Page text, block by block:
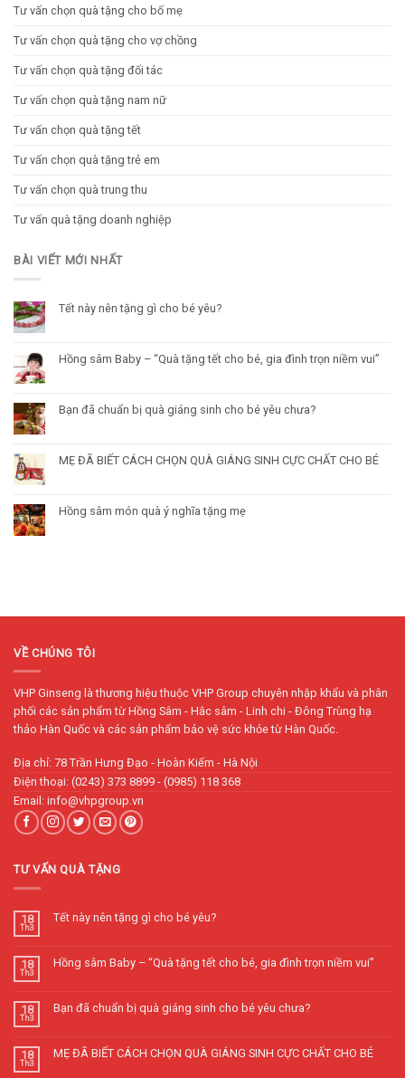
Tư vấn chọn quà tặng cho bố mẹ
Tư vấn chọn quà tặng cho vợ chồng
Tư vấn chọn quà tặng đối tác
Tư vấn chọn quà tặng nam nữ
Tư vấn chọn quà tặng tết
Tư vấn chọn quà tặng trẻ em
Tư vấn chọn quà trung thu
Tư vấn quà tặng doanh nghiệp
BÀI VIẾT MỚI NHẤT
Tết này nên tặng gì cho bé yêu?
Hồng sâm Baby – “Quà tặng tết cho bé, gia đình trọn niềm vui”
Bạn đã chuẩn bị quà giáng sinh cho bé yêu chưa?
MẸ ĐÃ BIẾT CÁCH CHỌN QUÀ GIÁNG SINH CỰC CHẤT CHO BÉ
Hồng sâm món quà ý nghĩa tặng mẹ
VỀ CHÚNG TÔI
VHP Ginseng là thương hiệu thuộc VHP Group chuyên nhập khẩu và phân
phối các sản phẩm từ Hồng Sâm - Hắc sâm - Linh chi - Đông Trùng hạ
thảo Hàn Quốc và các sản phẩm bảo vệ sức khỏe từ Hàn Quốc.
Địa chỉ: 78 Trần Hưng Đạo - Hoàn Kiếm - Hà Nội
Điện thoại: (0243) 373 8899 - (0985) 118 368
Email: info@vhpgroup.vn
TƯ VẤN QUÀ TẶNG
18
Th3
Tết này nên tặng gì cho bé yêu?
18
Th3
Hồng sâm Baby – “Quà tặng tết cho bé, gia đình trọn niềm vui”
18
Th3
Bạn đã chuẩn bị quà giáng sinh cho bé yêu chưa?
18
Th3
MẸ ĐÃ BIẾT CÁCH CHỌN QUÀ GIÁNG SINH CỰC CHẤT CHO BÉ